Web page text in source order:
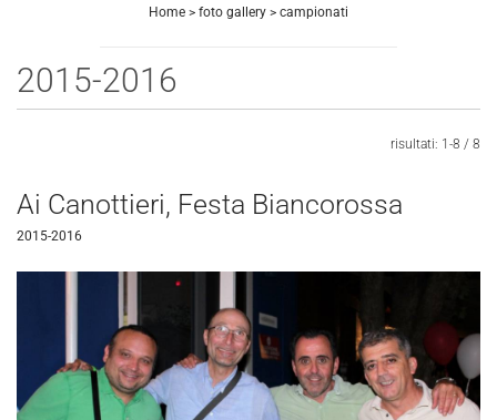
Home > foto gallery > campionati
Invia
2015-2016
risultati: 1-8 / 8
Ai Canottieri, Festa Biancorossa
2015-2016